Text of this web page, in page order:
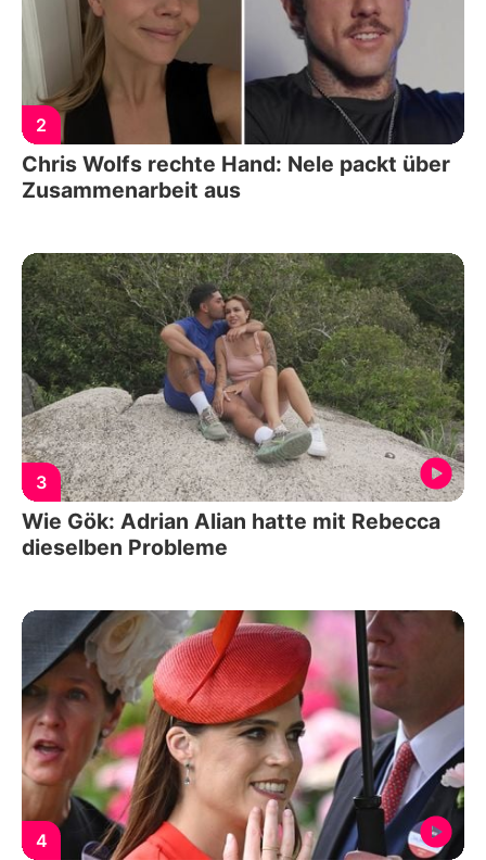
2
Chris Wolfs rechte Hand: Nele packt über
Zusammenarbeit aus
3
Wie Gök: Adrian Alian hatte mit Rebecca
dieselben Probleme
4